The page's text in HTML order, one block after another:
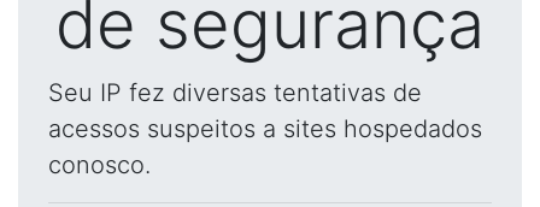
de segurança
Seu IP fez diversas tentativas de
acessos suspeitos a sites hospedados
conosco.